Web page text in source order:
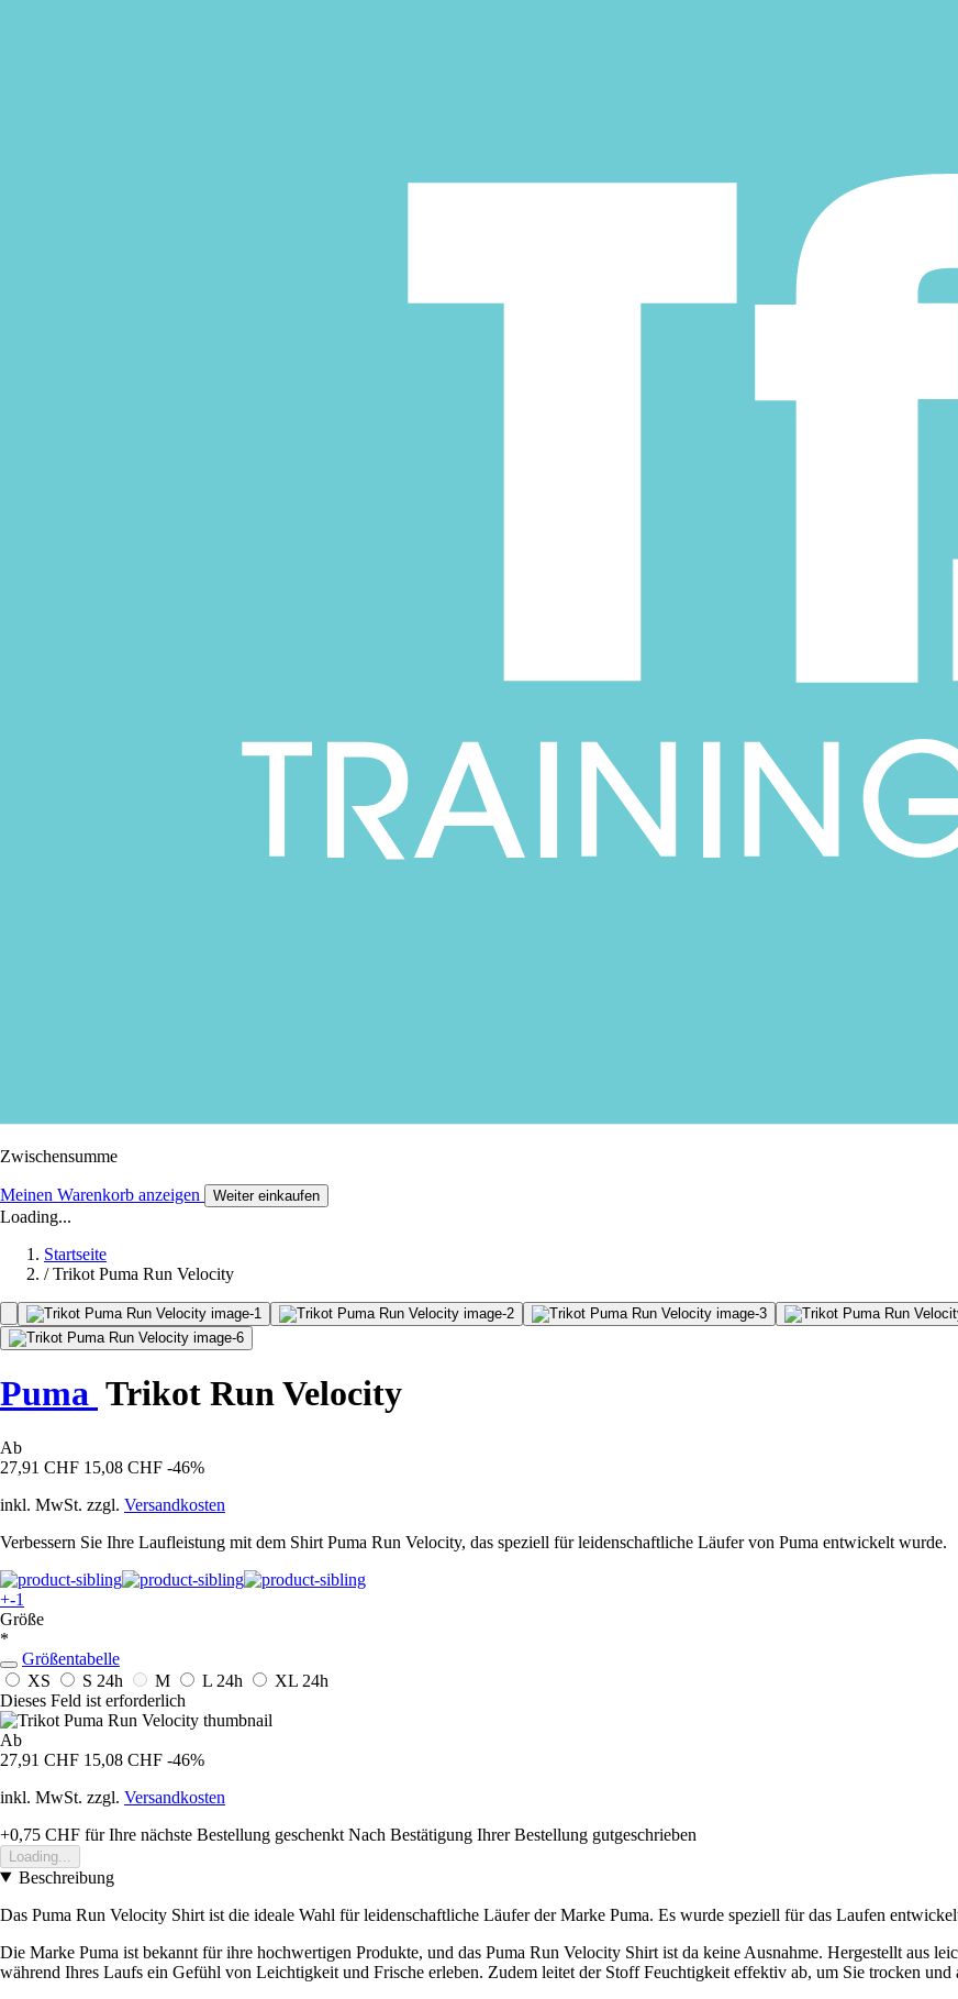
Zwischensumme
Meinen Warenkorb anzeigen Weiter einkaufen
Loading...
Startseite
/ Trikot Puma Run Velocity
Puma Trikot Run Velocity
Ab
27,91 CHF 15,08 CHF -46%
inkl. MwSt. zzgl. Versandkosten
Verbessern Sie Ihre Laufleistung mit dem Shirt Puma Run Velocity, das speziell für leidenschaftliche Läufer von Puma entwickelt wurde.
+-1
Größe
*
Größentabelle
XS
S 24h M L 24h XL 24h
Dieses Feld ist erforderlich
Ab
27,91 CHF 15,08 CHF -46%
inkl. MwSt. zzgl. Versandkosten
+0,75 CHF für Ihre nächste Bestellung geschenkt Nach Bestätigung Ihrer Bestellung gutgeschrieben
Loading...
Beschreibung
Das Puma Run Velocity Shirt ist die ideale Wahl für leidenschaftliche Läufer der Marke Puma. Es wurde speziell für das Laufen
Die Marke Puma ist bekannt für ihre hochwertigen Produkte, und das Puma Run Velocity Shirt ist da keine Ausnahme. Hergestellt aus
während Ihres Laufs ein Gefühl von Leichtigkeit und Frische erleben. Zudem leitet der Stoff Feuchtigkeit effektiv ab, um Sie trocken und